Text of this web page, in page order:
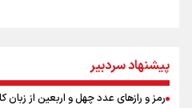
ارتش صهیونیستی زمین‌های کشاورزی
امنیت نخواهد داشت
سرپرست خانوار
پیشنهاد سردبیر
رمز و رازهای عدد چهل و اربعین از